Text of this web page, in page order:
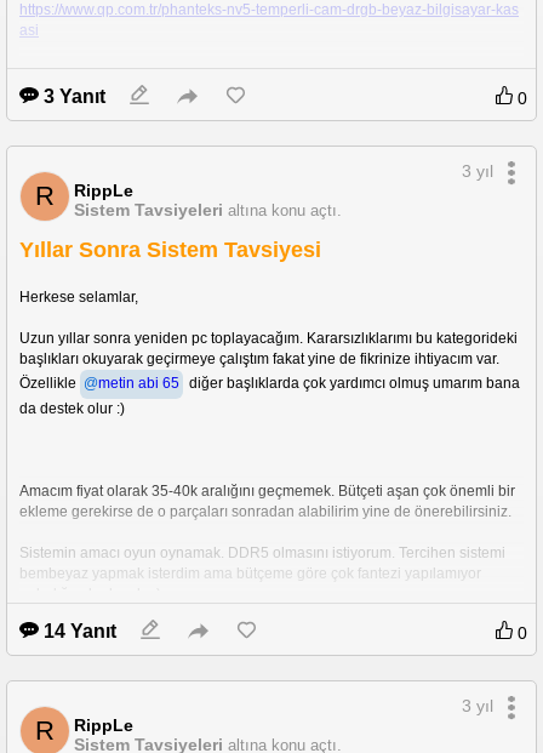
https://www.qp.com.tr/phanteks-nv5-temperli-cam-drgb-beyaz-bilgisayar-kas
asi
Lian Li o11 Dynamic Evo
3 Yanıt 0
R
RippLe
Sistem Tavsiyeleri altına konu açtı.
3 yıl
Yıllar Sonra Sistem Tavsiyesi
Herkese selamlar,
Uzun yıllar sonra yeniden pc toplayacağım. Kararsızlıklarımı bu kategorideki
başlıkları okuyarak geçirmeye çalıştım fakat yine de fikrinize ihtiyacım var.
Özellikle @metin abi 65 diğer başlıklarda çok yardımcı olmuş umarım bana
da destek olur :)
Amacım fiyat olarak 35-40k aralığını geçmemek. Bütçeti aşan çok önemli bir
ekleme gerekirse de o parçaları sonradan alabilirim yine de önerebilirsiniz.
Sistemin amacı oyun oynamak. DDR5 olmasını istiyorum. Tercihen sistemi
bembeyaz yapmak isterdim ama bütçeme göre çok fantezi yapılamıyor
İşlemci:
  			Ryzen 5 7600x (Ryzen 7 7700 için bütçe zorlamaya değer
Anakart:
			MSI PRO B650-P WIFI AMD B650 düşünüyorum. Diğer
başlıklardan aldığım bilgilerle bu fikre kapıldım.
14 Yanıt 0
R
RippLe
Sistem Tavsiyeleri altına konu açtı.
3 yıl